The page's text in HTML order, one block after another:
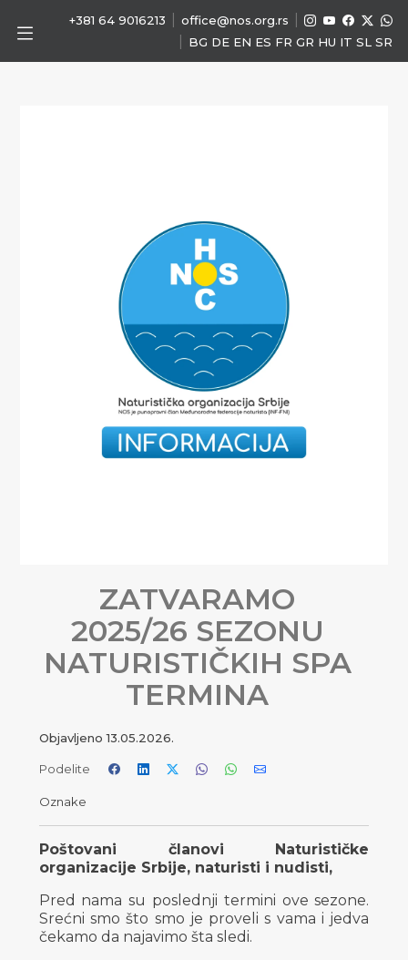
+381 64 9016213 office@nos.org.rs
BG DE EN ES FR GR HU IT SL SR
ZATVARAMO
2025/26 SEZONU
NATURISTIČKIH SPA
TERMINA
Objavljeno13.05.2026.
Podelite
Oznake
Poštovani članovi Naturističke
organizacije Srbije, naturisti i nudisti,
Pred nama su poslednji termini ove sezone.
Srećni smo što smo je proveli s vama i jedva
čekamo da najavimo šta sledi.